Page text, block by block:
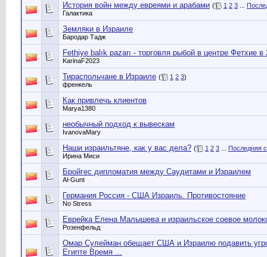
История войн между евреями и арабами ( 1 2 3
Галактика
Земляки в Израиле
Бародар Тадж
Fethiye balık pazarı - торговля рыбой в центре Фетхие в
KarinaF2023
Тираспольчане в Израиле ( 1 2 3)
френкель
Как привлечь клиентов
Marya1380
необычный подход к вывескам
IvanovaMary
Наши израильтяне, как у вас дела? ( 1 2 3
Последняя
Ирина Миси
Бройгес дипломатия между Саудитами и Израилем
Al-Gunt
Германия Россия - США Израиль. Противостояние
No Stress
Еврейка Елена Малышева и израильское соевое
Розенфельд
Омар Сулейман обещает США и Израилю подавить
Египте Время ...